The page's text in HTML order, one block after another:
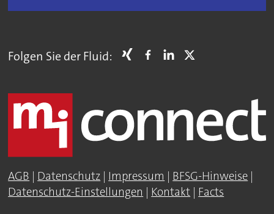
Folgen Sie der Fluid:
AGB | Datenschutz | Impressum | BFSG-Hinweise |
Datenschutz-Einstellungen | Kontakt | Facts